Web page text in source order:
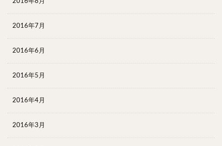
2016年7月
2016年6月
2016年5月
2016年4月
2016年3月